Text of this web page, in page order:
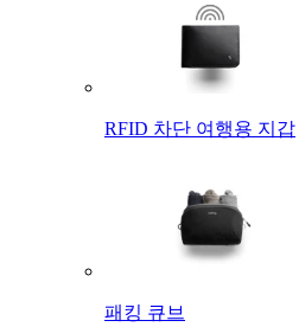
RFID 차단 여행용 지갑
패킹 큐브